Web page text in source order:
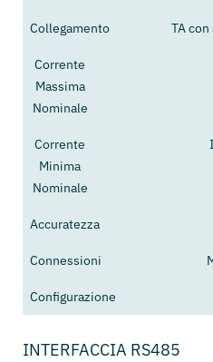
Collegamento TA
Corrente
Massima
Nominale
Corrente
Minima
Nominale
Accuratezza
Connessioni
Configurazione
INTERFACCIA RS485